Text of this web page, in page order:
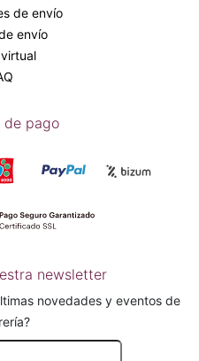
de envío
envío
de pago
newsletter
novedades y eventos de